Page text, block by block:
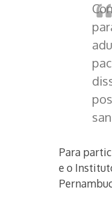
Para
e o